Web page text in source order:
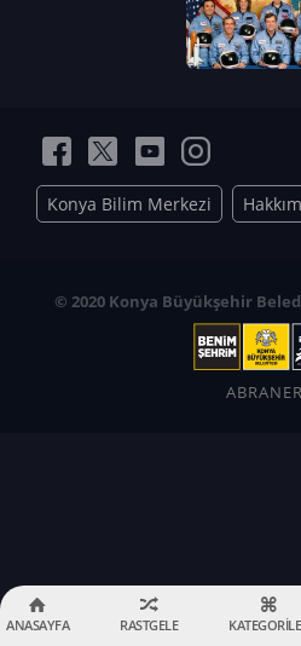
Konya Bilim Merkezi
© 2020 Konya Büyükşehir
ANASAYFA RASTGELE